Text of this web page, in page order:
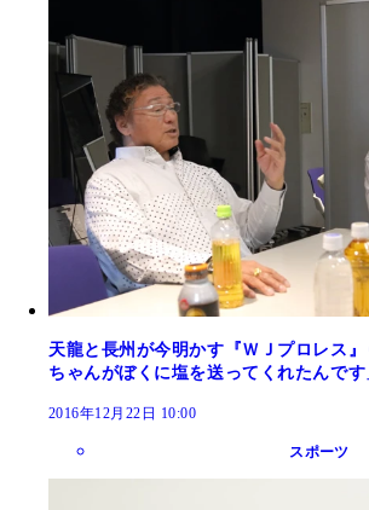
天龍と長州が今明かす『ＷＪプロレス
ちゃんがぼくに塩を送ってくれたんです
2016年12月22日 10:00
スポーツ